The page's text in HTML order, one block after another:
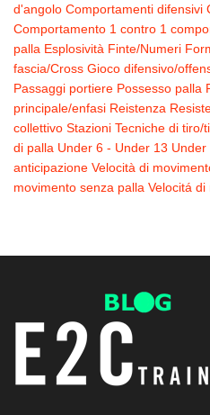
d'angolo Comportamenti difensivi
Comportamento 1 contro 1
palla Esplosività Finte/Numeri
fascia/Cross Gioco difensivo/
Passaggi portiere Possesso palla
principale/enfasi Reistenza
collettivo Stazioni Tecniche di tiro/
di palla Under 6 - Under 13
anticipazione Velocità di
movimento senza palla Velocitá di